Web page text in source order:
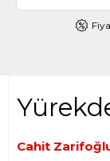
Cahit